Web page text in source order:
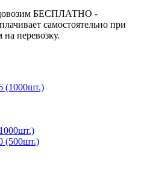
довозим БЕСПЛАТНО -
самостоятельно при
перевозку.